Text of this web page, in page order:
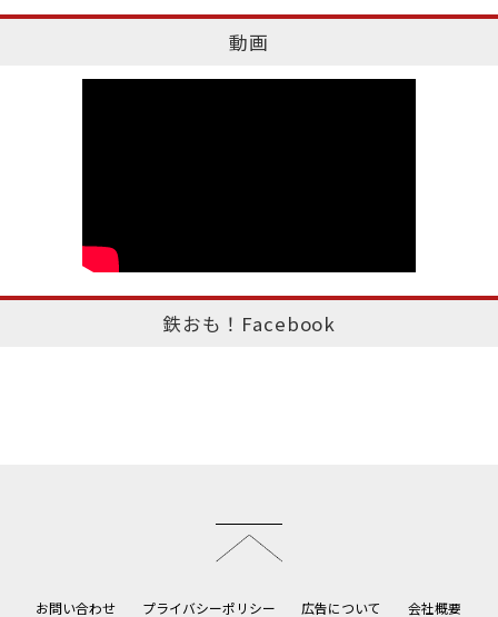
動画
鉄おも！Facebook
お問い合わせ プライバシーポリシー 広告について 会社概要